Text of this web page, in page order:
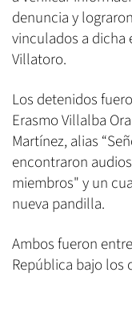
denuncia y
vinculados a dicha
Villatoro.
Los detenidos
Erasmo Villalba
Martínez, alias
encontraron
miembros" y un
nueva pandilla.
Ambos fueron
República bajo los